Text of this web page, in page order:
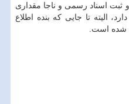
ثبت اسناد رسمی و ناجا مقداری
الیته تا جایی که بنده اطلاع
شده است.